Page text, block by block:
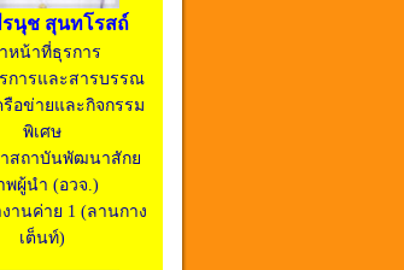
นุช สุนทโรสถ์
าหน้าที่ธุรการ
การและสารบรรณ
รือข่ายและกิจกรรม
พิเศษ
สถาบันพัฒนาสักย
พผู้นำ (อวจ.)
านค่าย 1 (ลานกาง
เต็นท์)